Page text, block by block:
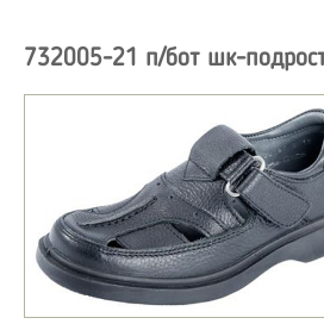
732005-21 п/бот шк-